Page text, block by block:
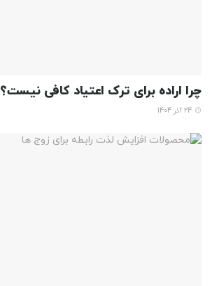
چرا اراده برای ترک اعتیاد کافی نیست؟